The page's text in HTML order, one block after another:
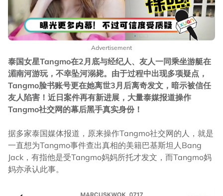
Advertisement
泰国女星Tangmo在2月底与经纪人、友人一同乘坐游艇在
湄南河游玩，不幸坠河溺毙。由于过程中出现多项疑点，
Tangmo脸书账号更在她离世3月后离奇发文，暗示被信任
友人陷害！近日案件再有新进展，大量泰媒报道操作
Tangmo社交网的幕后黑手真实身份！
据多家泰国媒体报道，原来操作Tangmo社交网的人，就是
一直想为Tangmo事件查出真相的美籍巴基斯坦人Bang
Jack，有指他是受Tangmo妈妈所托才发文，而Tangmo妈
妈亦承认此事。